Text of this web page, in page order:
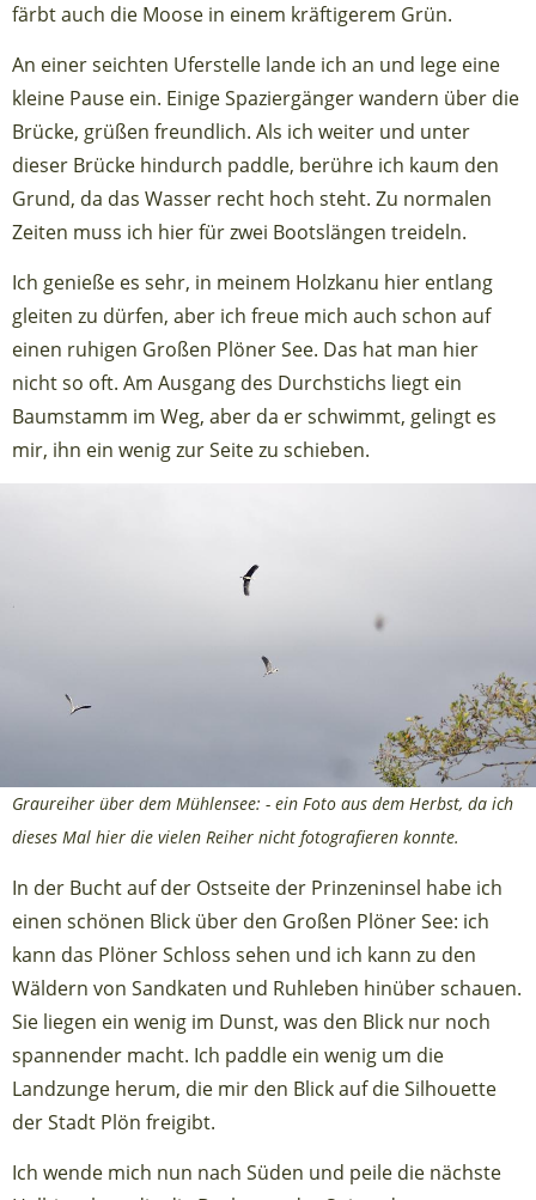
färbt auch die Moose in einem kräftigerem Grün.
An einer seichten Uferstelle lande ich an und lege eine
kleine Pause ein. Einige Spaziergänger wandern über die
Brücke, grüßen freundlich. Als ich weiter und unter
dieser Brücke hindurch paddle, berühre ich kaum den
Grund, da das Wasser recht hoch steht. Zu normalen
Zeiten muss ich hier für zwei Bootslängen treideln.
Ich genieße es sehr, in meinem Holzkanu hier entlang
gleiten zu dürfen, aber ich freue mich auch schon auf
einen ruhigen Großen Plöner See. Das hat man hier
nicht so oft. Am Ausgang des Durchstichs liegt ein
Baumstamm im Weg, aber da er schwimmt, gelingt es
mir, ihn ein wenig zur Seite zu schieben.
Graureiher über dem Mühlensee: - ein Foto aus dem Herbst, da ich
dieses Mal hier die vielen Reiher nicht fotografieren konnte.
In der Bucht auf der Ostseite der Prinzeninsel habe ich
einen schönen Blick über den Großen Plöner See: ich
kann das Plöner Schloss sehen und ich kann zu den
Wäldern von Sandkaten und Ruhleben hinüber schauen.
Sie liegen ein wenig im Dunst, was den Blick nur noch
spannender macht. Ich paddle ein wenig um die
Landzunge herum, die mir den Blick auf die Silhouette
der Stadt Plön freigibt.
Ich wende mich nun nach Süden und peile die nächste